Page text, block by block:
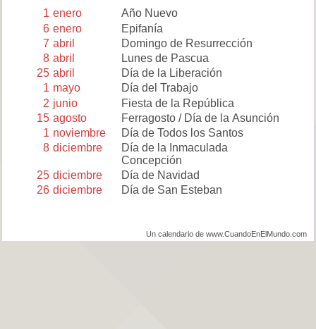
1 enero
Año Nuevo
6 enero
Epifanía
7 abril
Domingo de Resurrección
8 abril
Lunes de Pascua
25 abril
Día de la Liberación
1 mayo
Día del Trabajo
2 junio
Fiesta de la República
15 agosto
Ferragosto / Día de la Asunción
1 noviembre
Día de Todos los Santos
8 diciembre
Día de la Inmaculada
Concepción
25 diciembre
Día de Navidad
26 diciembre Día de San Esteban
Un calendario de www.CuandoEnElMundo.com